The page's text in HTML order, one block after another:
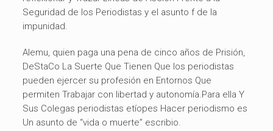
Seguridad de los Periodistas y el asunto f de la
impunidad.
Alemu, quien paga una pena de cinco años de Prisión,
DeStaCo La Suerte Que Tienen Que los periodistas
pueden ejercer su profesión en Entornos Que
permiten Trabajar con libertad y autonomía.Para ella Y
Sus Colegas periodistas etíopes Hacer periodismo es
Un asunto de “vida o muerte” escribio.